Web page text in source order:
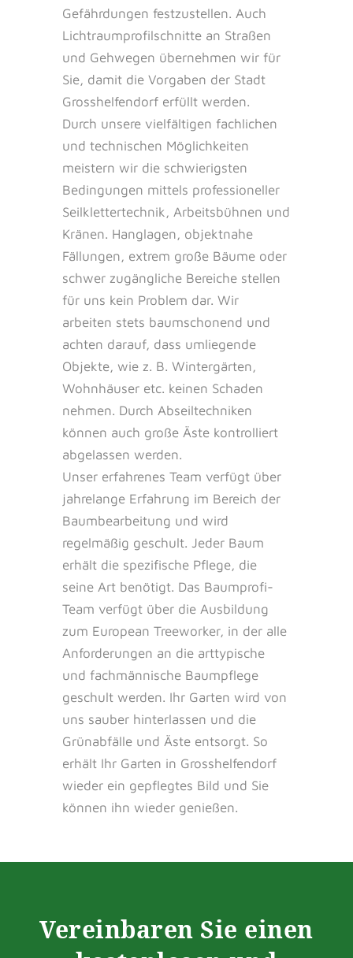
Gefährdungen festzustellen. Auch
Lichtraumprofilschnitte an Straßen
und Gehwegen übernehmen wir für
Sie, damit die Vorgaben der Stadt
Grosshelfendorf erfüllt werden.
Durch unsere vielfältigen fachlichen
und technischen Möglichkeiten
meistern wir die schwierigsten
Bedingungen mittels professioneller
Seilklettertechnik, Arbeitsbühnen und
Kränen. Hanglagen, objektnahe
Fällungen, extrem große Bäume oder
schwer zugängliche Bereiche stellen
für uns kein Problem dar. Wir
arbeiten stets baumschonend und
achten darauf, dass umliegende
Objekte, wie z. B. Wintergärten,
Wohnhäuser etc. keinen Schaden
nehmen. Durch Abseiltechniken
können auch große Äste kontrolliert
abgelassen werden.
Unser erfahrenes Team verfügt über
jahrelange Erfahrung im Bereich der
Baumbearbeitung und wird
regelmäßig geschult. Jeder Baum
erhält die spezifische Pflege, die
seine Art benötigt. Das Baumprofi-
Team verfügt über die Ausbildung
zum European Treeworker, in der alle
Anforderungen an die arttypische
und fachmännische Baumpflege
geschult werden. Ihr Garten wird von
uns sauber hinterlassen und die
Grünabfälle und Äste entsorgt. So
erhält Ihr Garten in Grosshelfendorf
wieder ein gepflegtes Bild und Sie
können ihn wieder genießen.
Vereinbaren Sie einen